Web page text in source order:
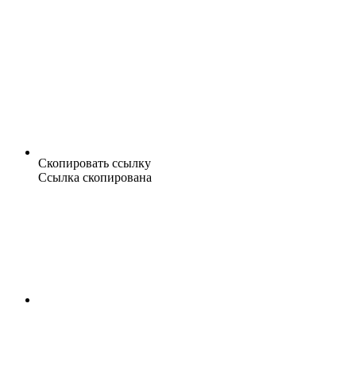
Скопировать ссылку
Ссылка скопирована